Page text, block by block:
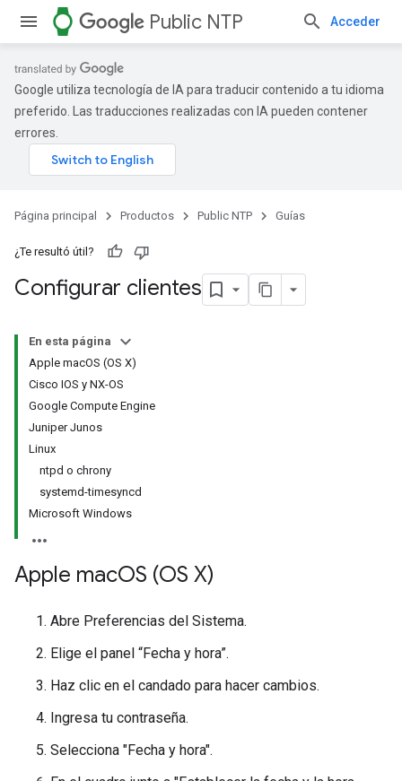
watch Public NTP Acceder
Google utiliza tecnología de IA para traducir contenido a tu idioma
preferido. Las traducciones realizadas con IA pueden contener
errores.
Página principal Productos Public NTP Guías
¿Te resultó útil?
Configurar clientes
En esta página
Apple macOS (OS X)
Cisco IOS y NX-OS
Google Compute Engine
Juniper Junos
Linux
ntpd o chrony
systemd-timesyncd
Microsoft Windows
Apple macOS (OS X)
Abre Preferencias del Sistema.
Elige el panel “Fecha y hora”.
Haz clic en el candado para hacer cambios.
Ingresa tu contraseña.
Selecciona "Fecha y hora".